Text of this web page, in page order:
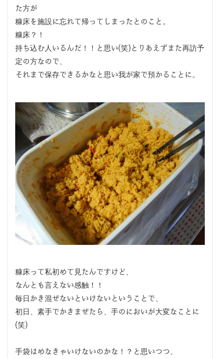
た方が
糠床を施設に忘れて帰ってしまったとのこと。
糠床？！
持ち込む人いるんだ！！と思い(笑)とりあえずまた再訪予
定の方なので、
それまで保存できるかなと思い我が家で預かることに。
糠床って私初めて見たんですけど、
なんとも言えない感触！！
毎日かき混ぜないといけないということで、
初日、素手でかきまぜたら、手のにおいが大変なことに
(笑)
手袋はめなきゃいけないのかな！？と思いつつ、